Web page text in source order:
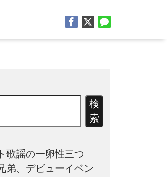
検
索
歌謡の一卵性三つ
弟、デビューイベン